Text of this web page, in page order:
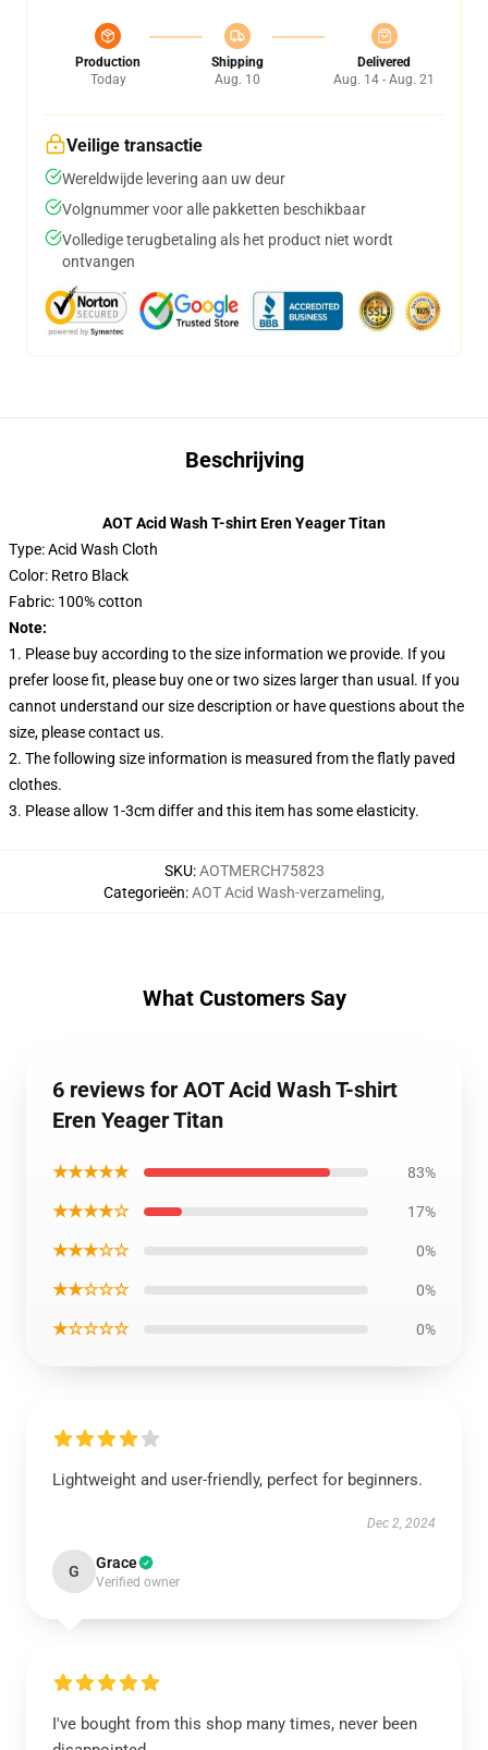
Production
Today
Shipping
Aug. 10
Delivered
Aug. 14 - Aug. 21
Veilige transactie
Wereldwijde levering aan uw deur
Volgnummer voor alle pakketten beschikbaar
Volledige terugbetaling als het product niet wordt
ontvangen
Beschrijving
AOT Acid Wash T-shirt Eren Yeager Titan
Type: Acid Wash Cloth
Color: Retro Black
Fabric: 100% cotton
Note:
1. Please buy according to the size information we provide. If you
prefer loose fit, please buy one or two sizes larger than usual. If you
cannot understand our size description or have questions about the
size, please contact us.
2. The following size information is measured from the flatly paved
clothes.
3. Please allow 1-3cm differ and this item has some elasticity.
SKU:AOTMERCH75823
Categorieën:AOT Acid Wash-verzameling,
What Customers Say
6 reviews for AOT Acid Wash T-shirt
Eren Yeager Titan
★★★★★ 83%
★★★★☆ 17%
★★★☆☆ 0%
★★☆☆☆ 0%
★☆☆☆☆ 0%
Lightweight and user-friendly, perfect for beginners.
Dec 2, 2024
G Grace
Verified owner
I've bought from this shop many times, never been